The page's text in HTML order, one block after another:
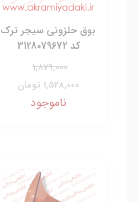
بوق حلزونی سیجر ترک
کد 3128079672
1,879,000
1,528,000 تومان
ناموجود